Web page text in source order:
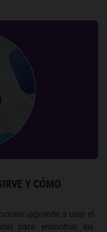
Y CÓMO
¡aprende a usar el
para encontrar los